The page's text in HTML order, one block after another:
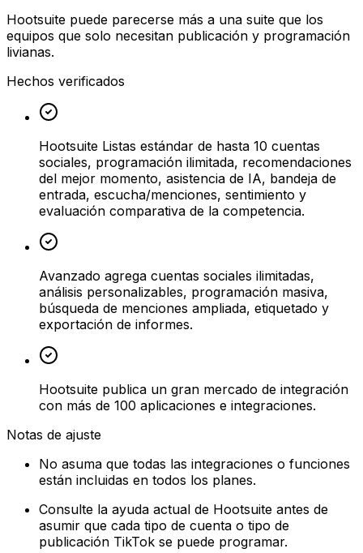
Hootsuite puede parecerse más a una suite que los
equipos que solo necesitan publicación y programación
livianas.
Hechos verificados
Hootsuite Listas estándar de hasta 10 cuentas
sociales, programación ilimitada, recomendaciones
del mejor momento, asistencia de IA, bandeja de
entrada, escucha/menciones, sentimiento y
evaluación comparativa de la competencia.
Avanzado agrega cuentas sociales ilimitadas,
análisis personalizables, programación masiva,
búsqueda de menciones ampliada, etiquetado y
exportación de informes.
Hootsuite publica un gran mercado de integración
con más de 100 aplicaciones e integraciones.
Notas de ajuste
No asuma que todas las integraciones o funciones
están incluidas en todos los planes.
Consulte la ayuda actual de Hootsuite antes de
asumir que cada tipo de cuenta o tipo de
publicación TikTok se puede programar.